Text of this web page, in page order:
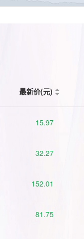
最新价(元)
15.97
32.27
152.01
81.75